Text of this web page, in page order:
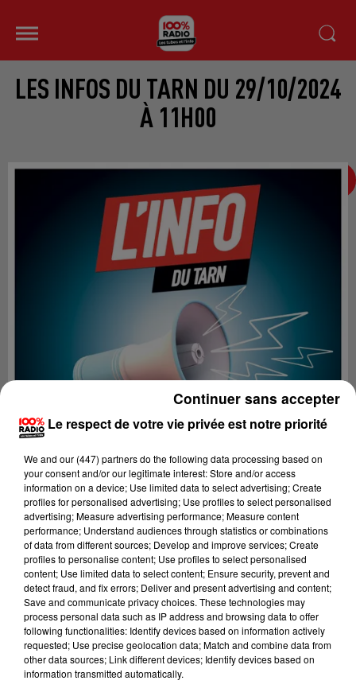
LES INFOS DU TARN DU 29/10/2024
À 11H00
Lecture (2 min 22 sec)
100%
Le respect de votre vie privée est notre priorité
We and our (447) partnersdo the following data processing based on
your consent and/or our legitimate interest: Store and/or access
information on a device; Use limited data to select advertising; Create
profiles for personalised advertising; Use profiles to select personalised
advertising; Measure advertising performance; Measure content
performance; Understand audiences through statistics or combinations
of data from different sources; Develop and improve services; Create
profiles to personalise content; Use profiles to select personalised
content; Use limited data to select content; Ensure security, prevent and
detect fraud, and fix errors; Deliver and present advertising and content;
Save and communicate privacy choices. These technologies may
process personal data such as IP address and browsing data to offer
following functionalities: Identify devices based on information actively
requested; Use precise geolocation data; Match and combine data from
other data sources; Link different devices; Identify devices based on
information transmitted automatically.
Continuer sans accepter